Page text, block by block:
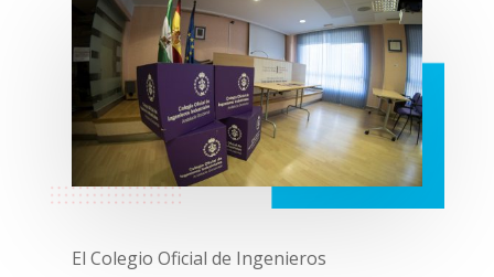
El Colegio Oficial de Ingenieros